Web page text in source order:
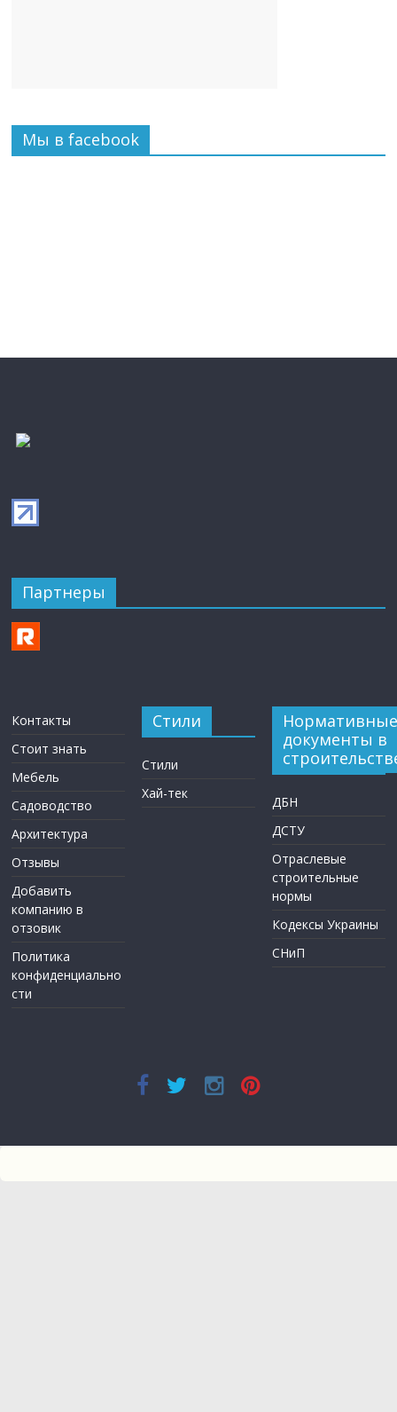
Мы в facebook
Партнеры
Контакты
Стоит знать
Мебель
Садоводство
Архитектура
Отзывы
Добавить
компанию в
отзовик
Политика
конфиденциально
сти
Стили
Стили
Хай-тек
Нормативные
документы в
ДБН
ДСТУ
Отраслевые
строительные
нормы
Кодексы Украины
СНиП